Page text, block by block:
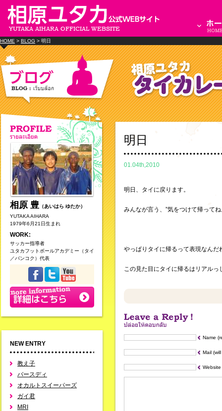
HOME > BLOG > 明日
相原 豊 （あいはら ゆたか）
YUTAKA AIHARA
1979年6月21日生まれ
WORK:
サッカー指導者
ユタカフットボールアカデミー（タイ
／バンコク）代表
NEW ENTRY
教え子
バースディ
オカルトスイーパーズ
ガイ君
MRI
明日
01.04th,2010
明日、タイに戻ります。
みんなが言う、”気をつけて帰ってね
やっぱりタイに帰るって表現なんだ
この見た目にタイに帰るはリアルっ
Name
Mail
Website